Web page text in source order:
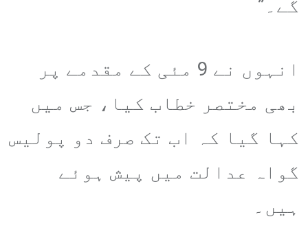
گے۔”
انہوں نے 9 مئی کے مقدمے پر
بھی مختصر خطاب کیا، جس میں
کہا گیا کہ اب تک صرف دو پولیس
گواہ عدالت میں پیش ہوئے
ہیں۔